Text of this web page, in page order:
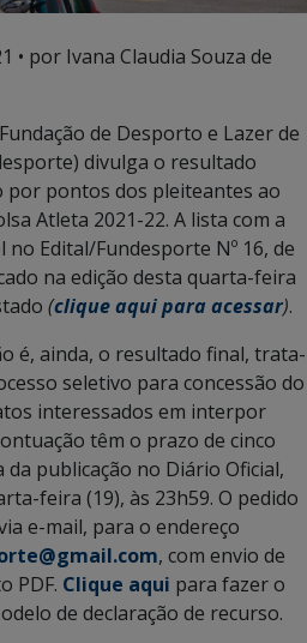
• por Ivana Claudia Souza de
de Desporto e Lazer de
divulga o resultado
por pontos dos pleiteantes ao
Atleta 2021-22. A lista com a
Edital/Fundesporte Nº 16, de
na edição desta quarta-feira
(clique aqui para acessar).
é, ainda, o resultado final, trata-
seletivo para concessão do
interessados em interpor
têm o prazo de cinco
publicação no Diário Oficial,
feira (19), às 23h59. O pedido
e-mail, para o endereço
, com envio de
PDF. Clique aqui para fazer o
de declaração de recurso.